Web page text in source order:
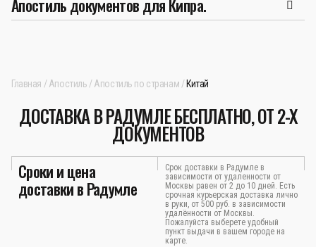
Апостиль документов для Кипра.
Главная Апостиль Апостиль по странам Китай
ДОСТАВКА В РАДУМЛЕ БЕСПЛАТНО, ОТ 2-Х
ДОКУМЕНТОВ
Сроки и цена
доставки в Радумле
Срок доставки в Радумле в
зависимости от удаленности от
Москвы равен от 2 до 10 дней. Есть
срочная курьерская доставка лично
в руки, от 500 руб. в зависимости
удалённости от Москвы.
Пожалуйста выберете удобный
пункт выдачи в вашем городе на
карте.